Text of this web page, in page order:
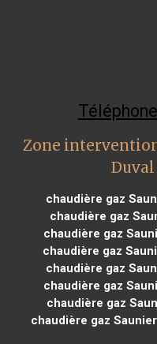
Zone
chaudière gaz
chaudière gaz
chaudière gaz
chaudière gaz
chaudière gaz
chaudière gaz
chaudière gaz
chaudière gaz